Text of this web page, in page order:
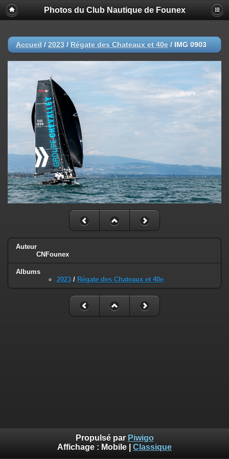
Photos du Club Nautique de Founex
Accueil / 2023 / Régate des Chateaux et 40e / IMG 0903
Auteur
CNFounex
Albums
2023 / Régate des Chateaux et 40e
Propulsé par Piwigo
Affichage : Mobile Classique